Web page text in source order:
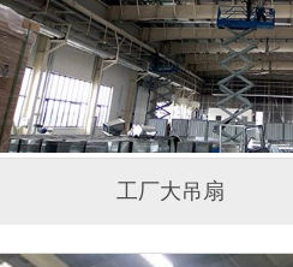
工厂大吊扇